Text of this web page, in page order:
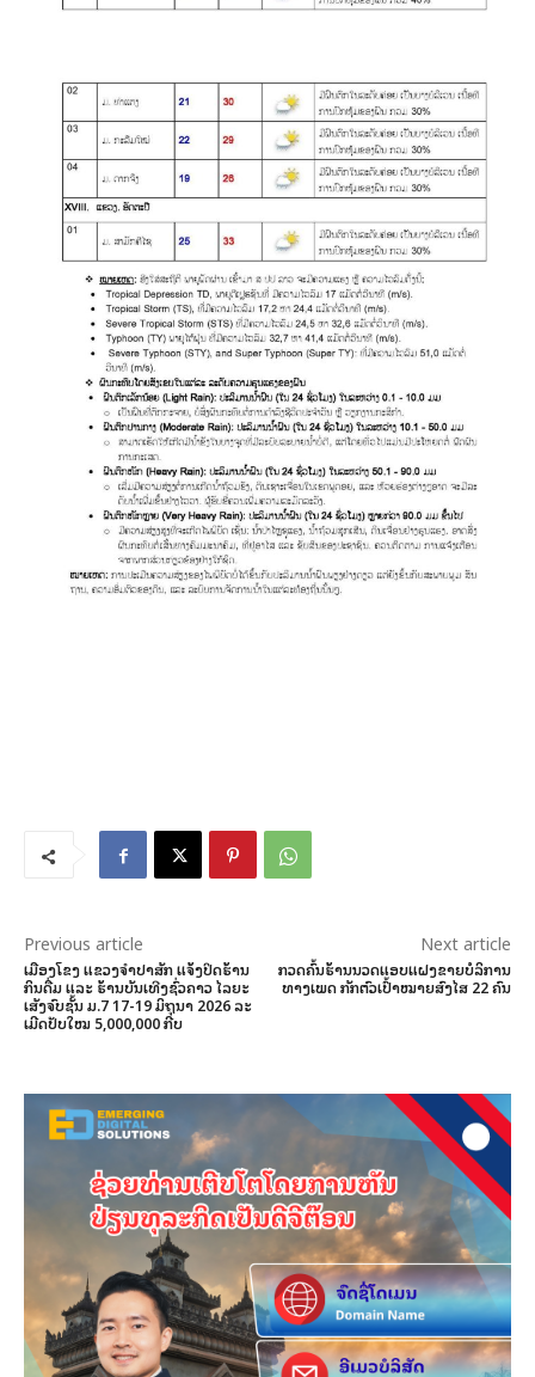
Previous article
ເມືອງໂຂງ ແຂວງຈຳປາສັກ ແຈ້ງປິດຮ້ານ
ກິນດື່ມ ແລະ ຮ້ານບັນເທີງຊົ່ວຄາວ ໄລຍະ
ເສັງຈົບຊັ້ນ ມ.7 17-19 ມິຖຸນາ 2026 ລະ
ເມີດປັບໃໝ 5,000,000 ກີບ
Next article
ກວດຄົ້ນຮ້ານນວດແອບແຝງຂາຍບໍລິການ
ທາງເພດ ກັກຕົວເປົ້າໝາຍສົງໄສ 22 ຄົນ